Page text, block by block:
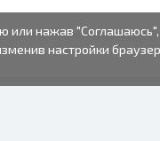
или нажав
настройки